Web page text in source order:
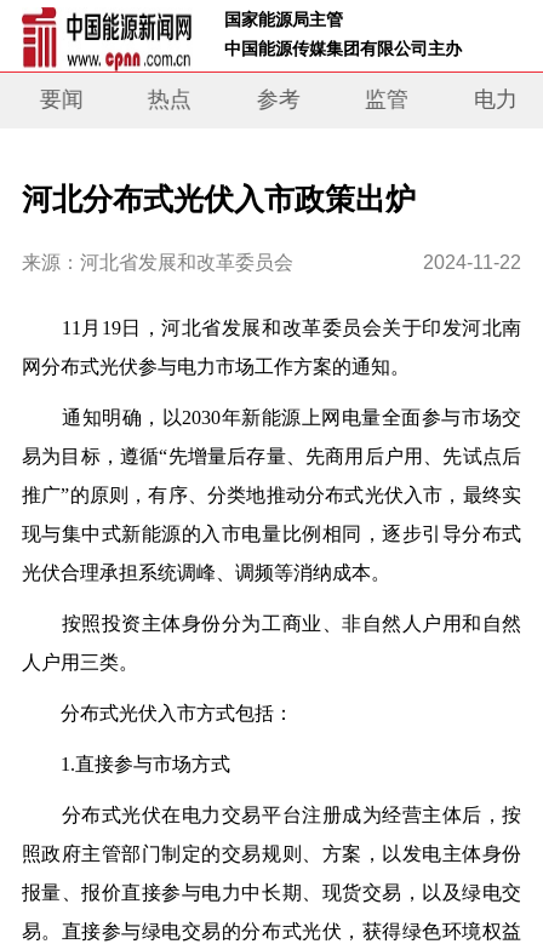
国家能源局主管
中国能源传媒集团有限公司主办
要闻 热点 参考 监管 电力
河北分布式光伏入市政策出炉
来源：河北省发展和改革委员会 2024-11-22
11月19日，河北省发展和改革委员会关于印发河北南
网分布式光伏参与电力市场工作方案的通知。
通知明确，以2030年新能源上网电量全面参与市场交
易为目标，遵循“先增量后存量、先商用后户用、先试点后
推广”的原则，有序、分类地推动分布式光伏入市 ，最终实
现与集中式新能源的入市电量比例相同，逐步引导分布式
光伏合理承担系统调峰、调频等消纳成本。
按照投资主体身份分为工商业、非自然人户用和自然
人户用三类。
分布式光伏入市方式包括：
1.直接参与市场方式
分布式光伏在电力交易平台注册成为经营主体后，按
照政府主管部门制定的交易规则、方案，以发电主体身份
报量、报价直接参与电力中长期、现货交易，以及绿电交
易。直接参与绿电交易的分布式光伏，获得绿色环境权益